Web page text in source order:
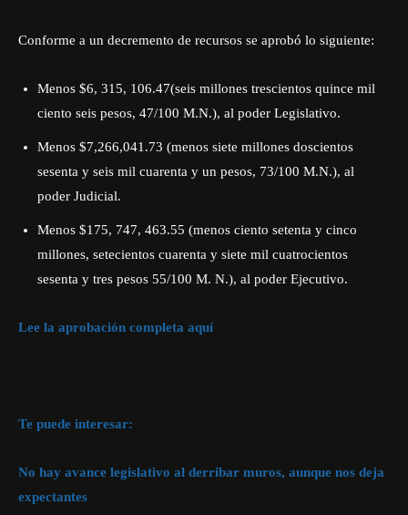
Conforme a un decremento de recursos se aprobó lo siguiente:
Menos $6, 315, 106.47(seis millones trescientos quince mil
ciento seis pesos, 47/100 M.N.), al poder Legislativo.
Menos $7,266,041.73 (menos siete millones doscientos
sesenta y seis mil cuarenta y un pesos, 73/100 M.N.), al
poder Judicial.
Menos $175, 747, 463.55 (menos ciento setenta y cinco
millones, setecientos cuarenta y siete mil cuatrocientos
sesenta y tres pesos 55/100 M. N.), al poder Ejecutivo.
Lee la aprobación completa aquí
Te puede interesar:
No hay avance legislativo al derribar muros, aunque nos deja
expectantes